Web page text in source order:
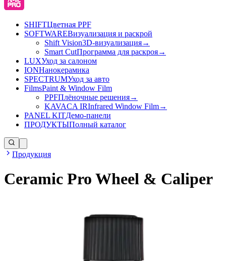
SHIFTЦветная PPF
SOFTWAREВизуализация и раскрой
Shift Vision3D-визуализация→
Smart CutПрограмма для раскроя→
LUXУход за салоном
IONНанокерамика
SPECTRUMУход за авто
FilmsPaint & Window Film
PPFПлёночные решения→
KAVACA IRInfrared Window Film→
PANEL KITДемо-панели
ПРОДУКТЫПолный каталог
Продукция
Ceramic Pro Wheel & Caliper